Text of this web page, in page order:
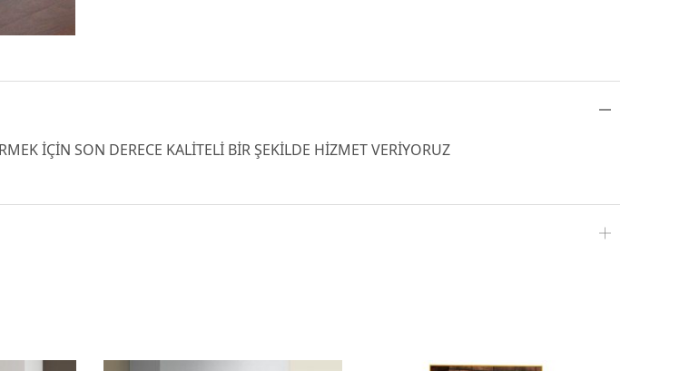
İÇİN SON DERECE KALİTELİ BİR ŞEKİLDE HİZMET VERİYORUZ